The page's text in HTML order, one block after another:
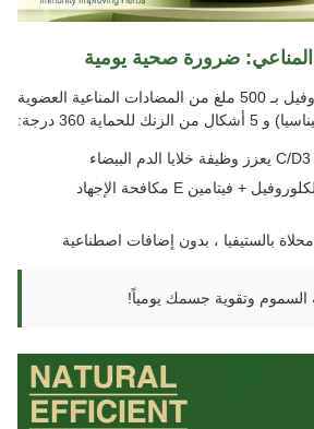
المناعي: ضرورة صحية يومية
هذه الصيغة تزوّج الكلوروفيل بـ 500 ملغ من المضادات المناعية العضوية
للحماية 360 درجة:
الدفاع المضاد للأكسدة - الكلوروفيل + فيتامين E مكافحة الإجهاد
بالستيفيا ، بدون إضافات اصطناعية
السموم وتقوية جسمك يومياً!